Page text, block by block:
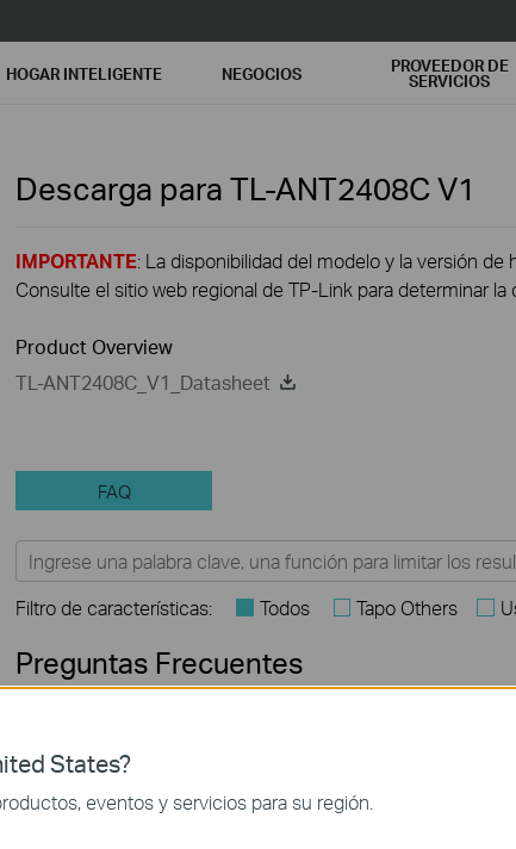
HOGAR INTELIGENTE NEGOCIOS PROVEEDOR DE
SERVICIOS
Descarga para TL-ANT2408CV1
IMPORTANTE: La disponibilidad del modelo y la versión de
Consulte el sitio web regional de TP-Link para determinar la
Product Overview
TL-ANT2408C_V1_Datasheet
FAQ
Filtro de características: Todos Tapo Others
Preguntas Frecuentes
¿Cómo encontrar la versión del hardware en un dispositivo
States?
eventos y servicios para su región.